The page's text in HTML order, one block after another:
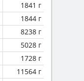
1841 г
1844 г
8238 г
5028 г
1728 г
11564 г